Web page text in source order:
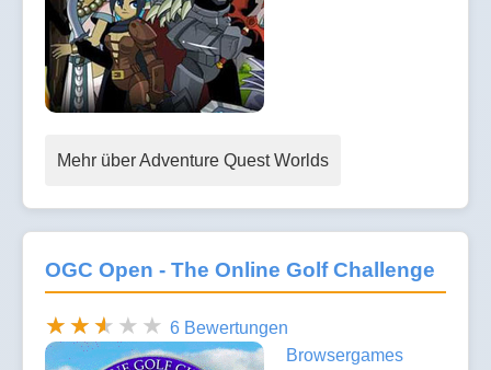
Mehr über Adventure Quest Worlds
OGC Open - The Online Golf Challenge
6 Bewertungen
Browsergames